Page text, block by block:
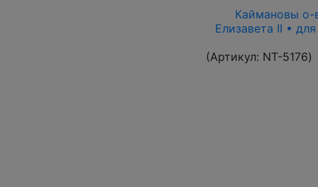
Каймановы о-
Елизавета II •
(Артикул: NT-5176)